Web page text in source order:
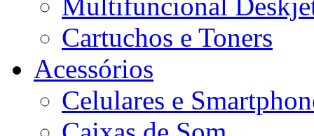
Cartuchos e Toners
Acessórios
Celulares e